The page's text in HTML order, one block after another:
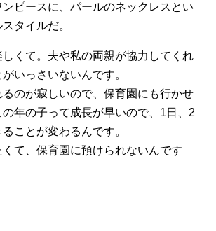
ピースに、パールのネックレスとい
タイルだ。
しくて。夫や私の両親が協力してくれ
いっさいないんです。
のが寂しいので、保育園にも行かせ
年の子って成長が早いので、1日、2
ことが変わるんです。
て、保育園に預けられないんです